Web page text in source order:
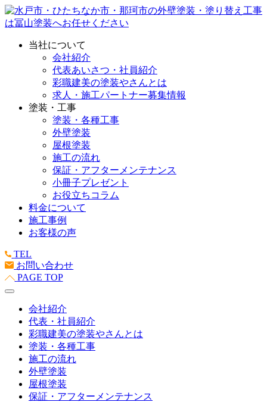
当社について
会社紹介
代表あいさつ・社員紹介
彩職建美の塗装やさんとは
求人・施工パートナー募集情報
塗装・工事
塗装・各種工事
外壁塗装
屋根塗装
施工の流れ
保証・アフターメンテナンス
小冊子プレゼント
お役立ちコラム
料金について
施工事例
お客様の声
TEL
お問い合わせ
PAGE TOP
会社紹介
代表・社員紹介
彩職建美の塗装やさんとは
塗装・各種工事
施工の流れ
外壁塗装
屋根塗装
保証・アフターメンテナンス